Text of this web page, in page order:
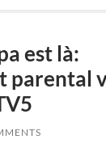
est là:
parental